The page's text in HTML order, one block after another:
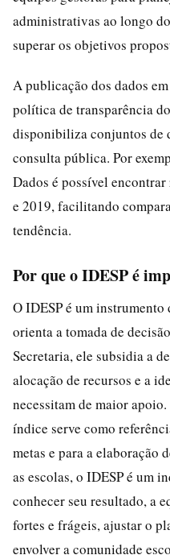
administrativas ao longo
superar os objetivos
A publicação dos dados
política de transparência
disponibiliza conjuntos de
consulta pública. Por
Dados é possível
e 2019, facilitando
tendência.
Por que o IDESP é
O IDESP é um
orienta a tomada de
Secretaria, ele subsidia a
alocação de recursos e a
necessitam de maior
índice serve como
metas e para a elaboração
as escolas, o IDESP é um
conhecer seu resultado, a
fortes e frágeis, ajustar o
envolver a comunidade